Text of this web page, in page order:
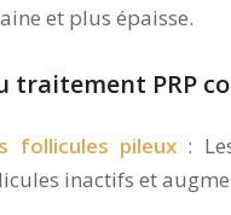
et plus épaisse.
traitement PRP
follicules pileux :
inactifs et